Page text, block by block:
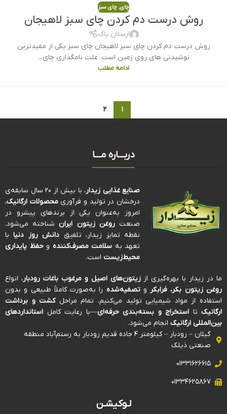
چای, چای سبز
روش درست دم کردن چای سبز لاهیجان
ارسلان پاک
روش درست دم کردن چای سبز لاهیجان چای سبز یکی از مفیدترین
نوشیدنی های روی زمین است. علت نامگذاری چای...
ادامه مطلب
۱ ۲
دربـــاره مـــا
صنایع غذایی زیدار
، با بیش از ۲۰ سال سابقه‌ی
درخشان در تولید و فرآوریمحصولات ارگانیک،
امروز به‌عنوان یکی از برندهای پیشرو در
صنعتروغن زیتون ایرانشناخته می‌شود.
نقطه تمایز زیدار، تلفیق دانش روز دنیابا
تعهد به سلامت مصرف‌کننده وحفظ پایداری
محیط‌زیست است.
ما در زیدار با بهره‌گیری اززیتون‌های اصیل و مرغوب باغات رودبار، انواع
روغن زیتون بکر، فرابکر وتصفیه‌شده را به‌صورت کاملاً طبیعی و بدون
استفاده از مواد شیمیایی تولید می‌کنیم. تمام مراحلکشت و برداشت
ارگانیک تا استخراج و بسته‌بندی حرفه‌ای—با رعایت کامل استانداردهای
بین‌المللی ارگانیک انجام می‌شود.
گیلان – رودبار – کیلومتر ۴ جاده قدیم رودبار به رستم‌آباد منطقه
صنعتی ذیلک
۰۱۳۳۱۶۲۶۶۱۵
۰۱۳۳۴۶۲۵۸۶۷
لـوکیشـن